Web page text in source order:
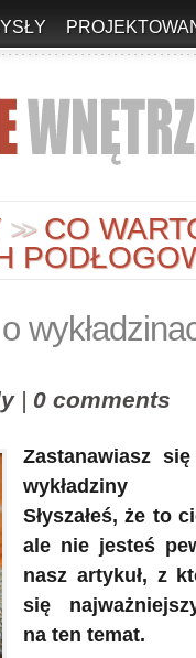
>>CO
| 0 comments
Zastanawiasz
wykładziny
Słyszałeś, że to
ale nie jesteś
nasz artykuł, z
się
na ten temat.